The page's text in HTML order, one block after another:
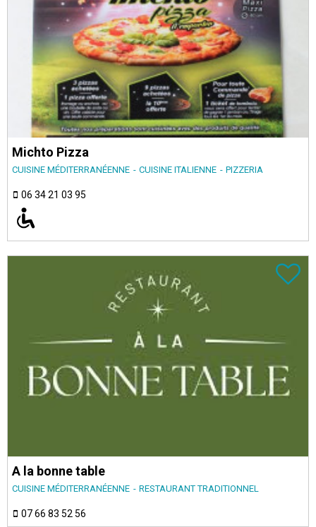
Michto Pizza
CUISINE MÉDITERRANÉENNE CUISINE ITALIENNE PIZZERIA
06 34 21 03 95
A la bonne table
CUISINE MÉDITERRANÉENNE RESTAURANT TRADITIONNEL
07 66 83 52 56